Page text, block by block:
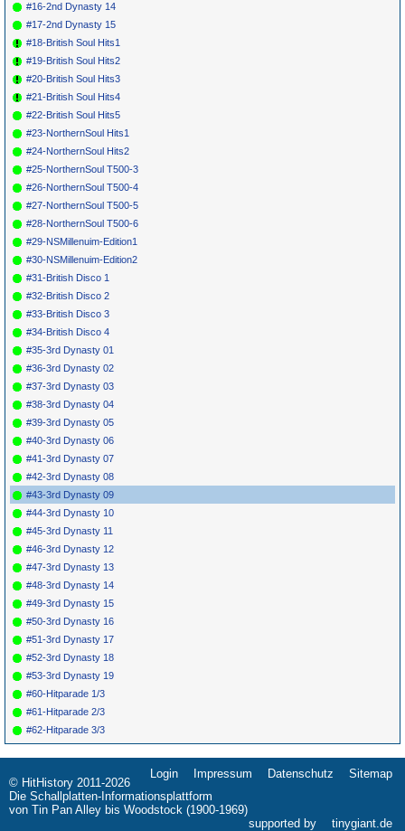
#16-2nd Dynasty 14
#17-2nd Dynasty 15
#18-British Soul Hits1
#19-British Soul Hits2
#20-British Soul Hits3
#21-British Soul Hits4
#22-British Soul Hits5
#23-NorthernSoul Hits1
#24-NorthernSoul Hits2
#25-NorthernSoul T500-3
#26-NorthernSoul T500-4
#27-NorthernSoul T500-5
#28-NorthernSoul T500-6
#29-NSMillenuim-Edition1
#30-NSMillenuim-Edition2
#31-British Disco 1
#32-British Disco 2
#33-British Disco 3
#34-British Disco 4
#35-3rd Dynasty 01
#36-3rd Dynasty 02
#37-3rd Dynasty 03
#38-3rd Dynasty 04
#39-3rd Dynasty 05
#40-3rd Dynasty 06
#41-3rd Dynasty 07
#42-3rd Dynasty 08
#43-3rd Dynasty 09
#44-3rd Dynasty 10
#45-3rd Dynasty 11
#46-3rd Dynasty 12
#47-3rd Dynasty 13
#48-3rd Dynasty 14
#49-3rd Dynasty 15
#50-3rd Dynasty 16
#51-3rd Dynasty 17
#52-3rd Dynasty 18
#53-3rd Dynasty 19
#60-Hitparade 1/3
#61-Hitparade 2/3
#62-Hitparade 3/3
Navigation
überspringen
Login Impressum Datenschutz Sitemap
© HitHistory 2011-2026
Die Schallplatten-Informationsplattform
von Tin Pan Alley bis Woodstock (1900-1969)
supported by
tinygiant.de